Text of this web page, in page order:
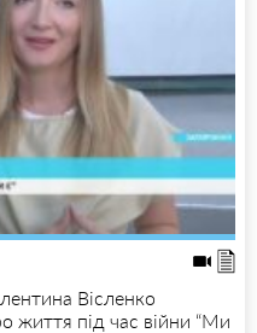
Вісленко
життя під час війни “Ми